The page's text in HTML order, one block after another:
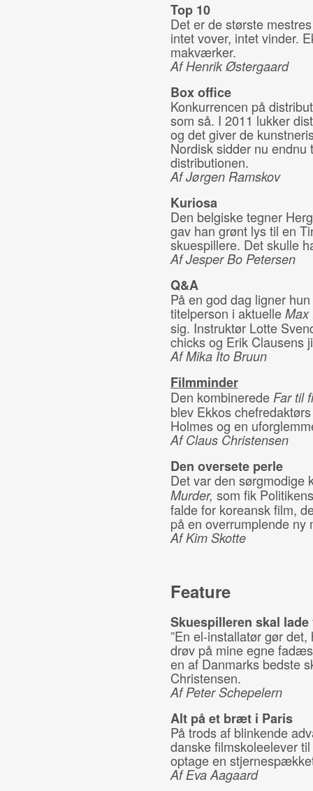
Top 10
Det er de største
intet vover, intet vinder.
makværker.
Af Henrik Østergaard
Box office
Konkurrencen på
som så. I 2011 lukker
og det giver de
Nordisk sidder nu endnu
distributionen.
Af Jørgen Ramskov
Kuriosa
Den belgiske tegner
gav han grønt lys til en
skuespillere. Det skulle
Af Jesper Bo Petersen
Q&A
På en god dag ligner
titelperson i aktuelle Max
sig. Instruktør Lotte
chicks og Erik Clausens
Af Mika Ito Bruun
Filmminder
Den kombinerede Far til
blev Ekkos
Holmes og en
Af Claus Christensen
Den oversete perle
Det var den sørgmodige
Murder, som fik
falde for koreansk film,
på en overrumplende ny
Af Kim Skotte
Feature
Skuespilleren skal
”En el-installatør gør
drøv på mine egne
en af Danmarks bedste
Christensen.
Af Peter Schepelern
Alt på et bræt i Paris
På trods af blinkende
danske filmskoleelever
optage en
Af Eva Aagaard